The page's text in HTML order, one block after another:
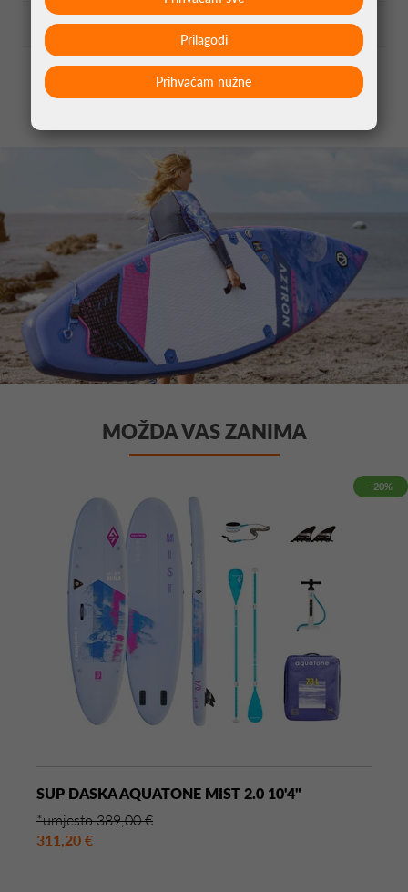
Volumen: 270L
Max pritisak: 15PSI/1bar
MOŽDA VAS ZANIMA
-20%
SUP DASKA AQUATONE MIST 2.0 10'4"
*umjesto 389,00 €
311,20 €
Prihvaćam nužne
Prilagodi